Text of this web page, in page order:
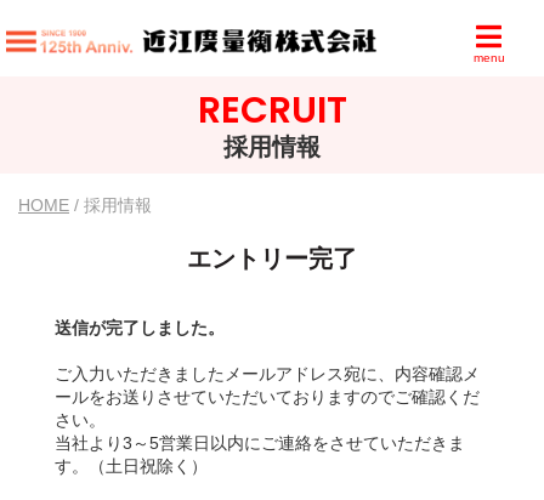
menu
RECRUIT
採用情報
HOME / 採用情報
エントリー完了
送信が完了しました。
ご入力いただきましたメールアドレス宛に、内容確認メ
ールをお送りさせていただいておりますのでご確認くだ
さい。
当社より3～5営業日以内にご連絡をさせていただきま
す。（土日祝除く）